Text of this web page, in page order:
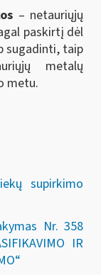
– netauriųjų
paskirtį dėl
sugadinti, taip
metalų
metu.
supirkimo
Nr. 358
IR